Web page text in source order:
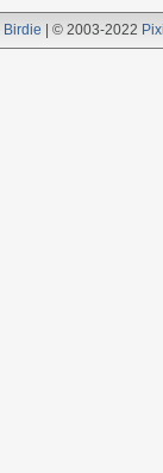
Birdie | © 2003-2022